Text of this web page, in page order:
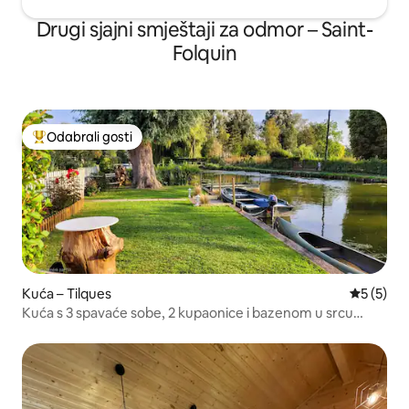
Drugi sjajni smještaji za odmor – Saint-
Folquin
Među najviše rangiranima s oznakom „Odabrali gosti”
Odabrali gosti
Kuća – Tilques
5 (5)
Kuća s 3 spavaće sobe, 2 kupaonice i bazenom u srcu